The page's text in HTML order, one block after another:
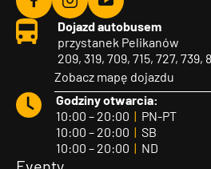
Agvo
Facebook
Agvo
Instagram
Agvo
YouTube
Dojazd autobusem
przystanek Pelikanów
209, 319, 709, 715, 727, 739,
Zobacz mapę dojazdu
Godziny otwarcia:
10:00 – 20:00 | PN-PT
10:00 – 20:00 | SB
10:00 – 20:00 | ND